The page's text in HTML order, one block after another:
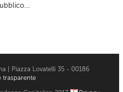
| Piazza Lovatelli 35 - 00186
trasparente